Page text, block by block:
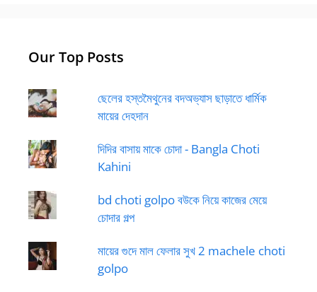
Our Top Posts
ছেলের হস্তমৈথুনের বদঅভ্যাস ছাড়াতে ধার্মিক
মায়ের দেহদান
দিদির বাসায় মাকে চোদা - Bangla Choti
Kahini
bd choti golpo বউকে নিয়ে কাজের মেয়ে
চোদার গল্প
মায়ের গুদে মাল ফেলার সুখ 2 machele choti
golpo